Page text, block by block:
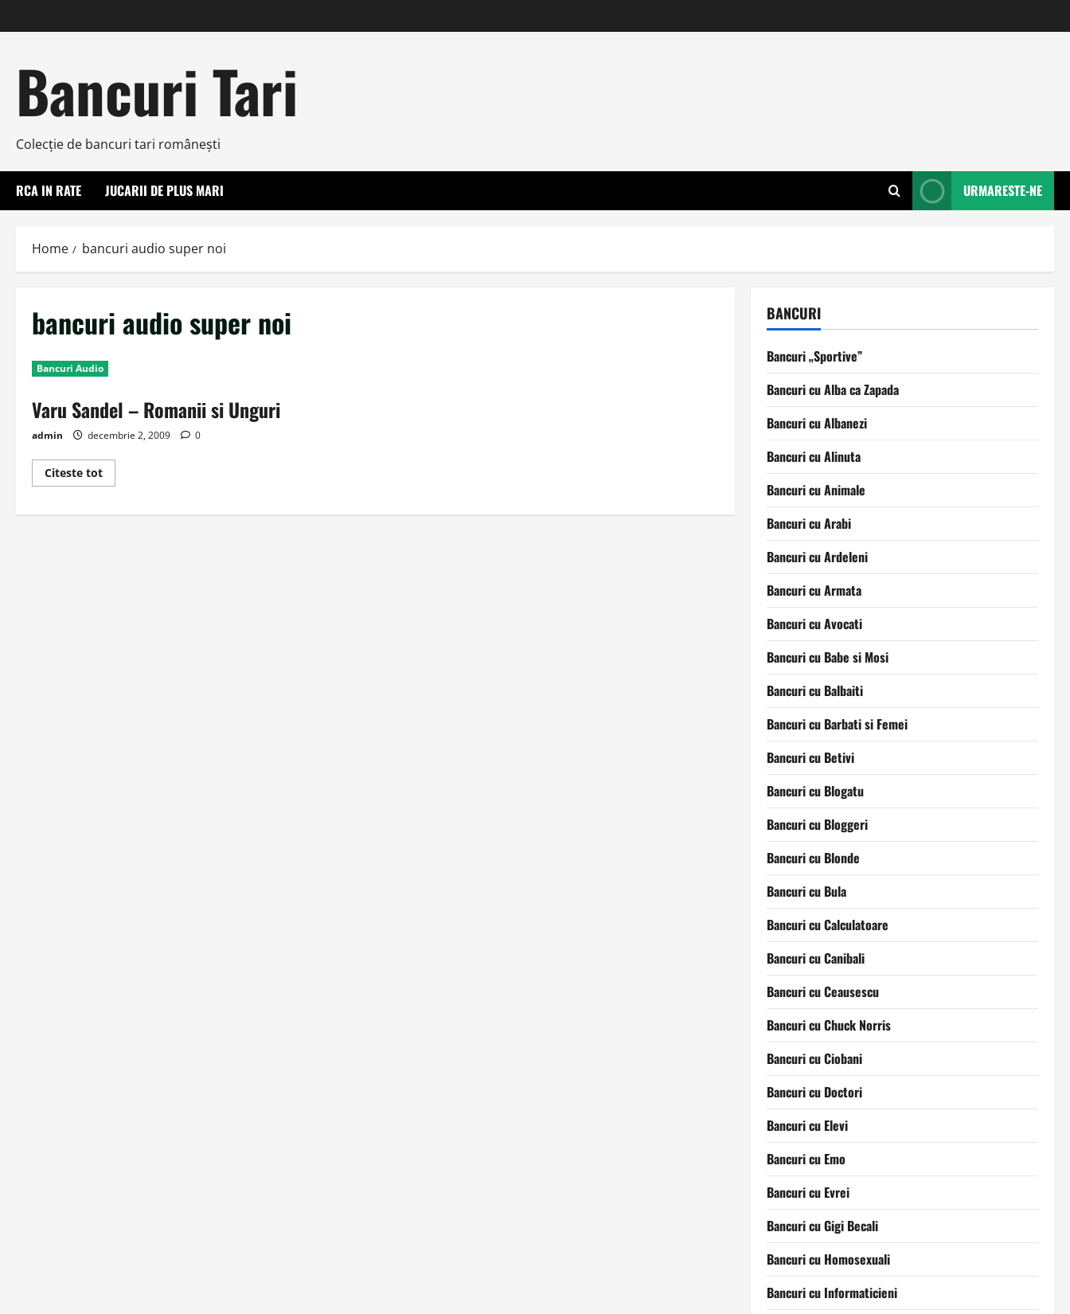
to
Bancuri Tari
Colecţie de bancuri tari româneşti
RCA IN RATE JUCARII DE PLUS MARI URMARESTE-NE
Home bancuri audio super noi
bancuri audio super noi
Bancuri Audio
Varu Sandel – Romanii si Unguri
admin decembrie 2, 2009 0
Citeste totRead
more
Sandel
BANCURI
Bancuri „Sportive”
Bancuri cu Alba ca Zapada
Bancuri cu Albanezi
Bancuri cu Alinuta
Bancuri cu Animale
Bancuri cu Arabi
Bancuri cu Ardeleni
Bancuri cu Armata
Bancuri cu Avocati
Bancuri cu Babe si Mosi
Bancuri cu Balbaiti
Bancuri cu Barbati si Femei
Bancuri cu Betivi
Bancuri cu Blogatu
Bancuri cu Bloggeri
Bancuri cu Blonde
Bancuri cu Bula
Bancuri cu Calculatoare
Bancuri cu Canibali
Bancuri cu Ceausescu
Bancuri cu Chuck Norris
Bancuri cu Ciobani
Bancuri cu Doctori
Bancuri cu Elevi
Bancuri cu Emo
Bancuri cu Evrei
Bancuri cu Gigi Becali
Bancuri cu Homosexuali
Bancuri cu Informaticieni